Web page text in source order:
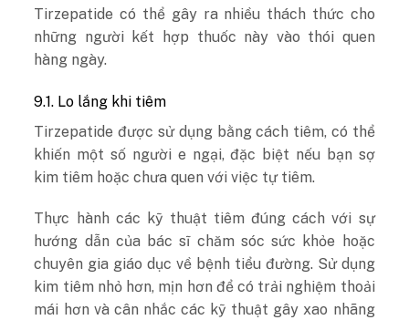
Tirzepatide có thể gây ra nhiều thách thức cho
những người kết hợp thuốc này vào thói quen
hàng ngày.
9.1. Lo lắng khi tiêm
Tirzepatide được sử dụng bằng cách tiêm, có thể
khiến một số người e ngại, đặc biệt nếu bạn sợ
kim tiêm hoặc chưa quen với việc tự tiêm.
Thực hành các kỹ thuật tiêm đúng cách với sự
hướng dẫn của bác sĩ chăm sóc sức khỏe hoặc
chuyên gia giáo dục về bệnh tiểu đường. Sử dụng
kim tiêm nhỏ hơn, mịn hơn để có trải nghiệm thoải
mái hơn và cân nhắc các kỹ thuật gây xao nhãng